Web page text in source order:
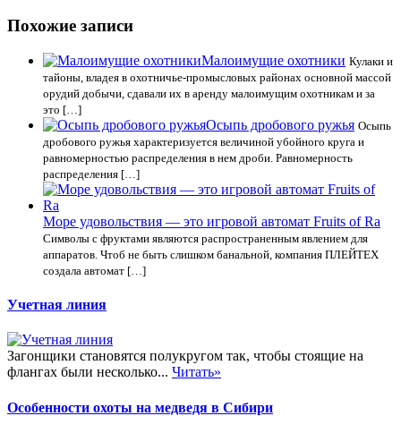
Похожие записи
Малоимущие охотники Кулаки и
тайоны, владея в охотничье-промысловых районах основной массой
орудий добычи, сдавали их в аренду малоимущим охотникам и за
это […]
Осыпь дробового ружья Осыпь
дробового ружья характеризуется величиной убойного круга и
равномерностью распределения в нем дроби. Равномерность
распределения […]
Море удовольствия — это игровой автомат Fruits of Ra
Символы с фруктами являются распространенным явлением для
аппаратов. Чтоб не быть слишком банальной, компания ПЛЕЙТЕХ
создала автомат […]
Учетная линия
Загонщики становятся полукругом так, чтобы стоящие на
флангах были несколько... Читать»
Особенности охоты на медведя в Сибири